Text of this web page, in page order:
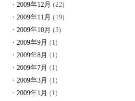
2009年12月 (22)
2009年11月 (19)
2009年10月 (3)
2009年9月 (1)
2009年8月 (1)
2009年7月 (1)
2009年3月 (1)
2009年1月 (1)